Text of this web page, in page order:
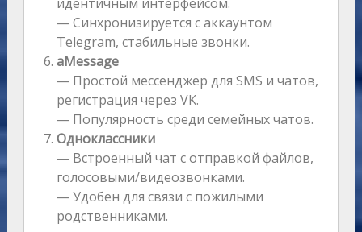
— Синхронизируется с аккаунтом
Telegram, стабильные звонки.
aMessage
— Простой мессенджер для SMS и чатов,
регистрация через VK.
— Популярность среди семейных чатов.
Одноклассники
— Встроенный чат с отправкой файлов,
голосовыми/видеозвонками.
— Удобен для связи с пожилыми
родственниками.